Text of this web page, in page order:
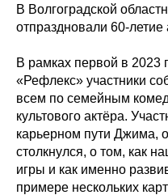
В Волгоградской
отпраздновали 60-
В рамках первой в 2023
«Рефлекс» участники
всем по семейным
культового актёра.
карьерном пути Джима,
столкнулся, о том, как
игры и как именно
примере нескольких